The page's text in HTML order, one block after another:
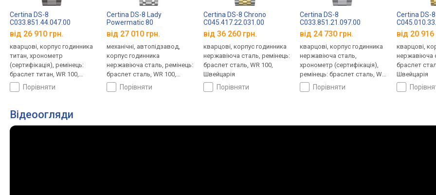
Certina DS-8
C033.851.44.047.00
від 26 910 грн.
кварцові, корпус годинника
титан, хронометр
(сертифікація), ремінець:
браслет титан, WR 100,
Швейцаріяпорівняти
Certina DS-8 Lady
Powermatic 80
C033.207.11.053.00
від 27 010 грн.
механічні, автопідзавод,
корпус годинника
нержавіюча сталь, ремінець:
браслет сталь, WR 100,
Швейцаріяпорівняти
Certina DS-8 Chrono
C045.417.22.031.00
від 36 260 грн.
кварцові, корпус годинника
нержавіюча сталь, ремінець:
браслет сталь, WR 100,
Швейцарія
порівняти
Certina DS-8
C033.851.21.097.00
від 24 730 грн.
кварцові, корпус годинника
нержавіюча сталь,
хронометр (сертифікація),
ремінець: браслет сталь, WR
100, Швейцарія
порівняти
Certina DS-
від 20 916
кварцові,
нержавіюча
браслет
Швейцарія
Відеоогляди